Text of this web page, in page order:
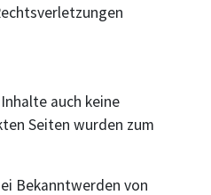
auch keine
Seiten wurden zum
Bekanntwerden von